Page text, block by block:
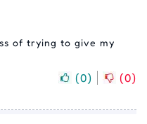
of trying to give my
(0) (0)